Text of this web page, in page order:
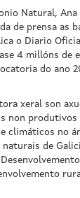
Natural, Ana
de prensa as
o Diario
4 millóns de
do ano
xeral son
non produtivos
climáticos no
de